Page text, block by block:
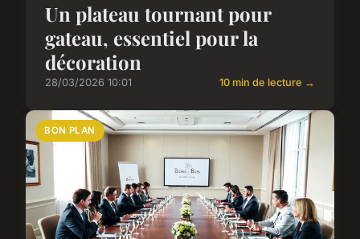
Un plateau tournant pour
gateau, essentiel pour la
décoration
28/03/2026 10:01 10 min de lecture →
BON PLAN